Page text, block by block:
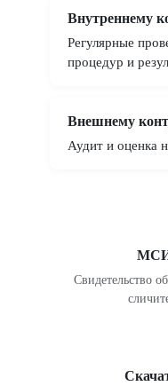
Внутреннему
Регулярные
процедур и
Внешнему
Аудит и оценка
Свидетельство